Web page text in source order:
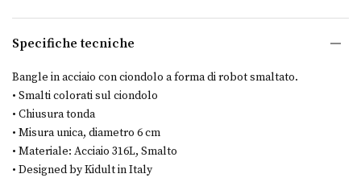
Specifiche tecniche
Bangle in acciaio con ciondolo a forma di robot smaltato.
• Smalti colorati sul ciondolo
• Chiusura tonda
• Misura unica, diametro 6 cm
• Materiale: Acciaio 316L, Smalto
• Designed by Kidult in Italy